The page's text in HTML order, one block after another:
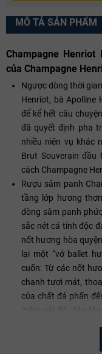
MÔ TẢ SẢN PHẨM
Champagne
của Champagne
Ngược dòng thời
Henriot, bà Apolline
để kể hết câu
đã quyết định pha
nhiều niên vụ khác
Brut Souverain
cách Champagne
Rượu sâm panh
tầng lớp hương
dòng sâm panh
sắc nét cá tính độc
nốt hương hòa
lại một “vở ballet
cuốn: Từ các nốt
chanh tươi mát,
của chất đá phấn
mâm xôi đỏ, dâu
thưởng thức, chất
quan, để đọng lại